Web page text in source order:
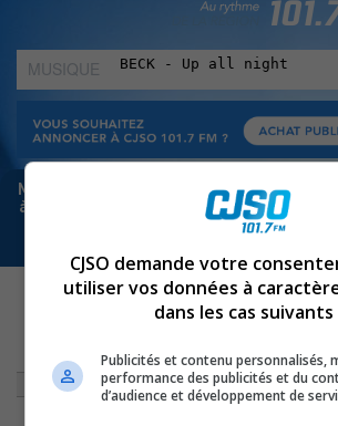
MUSIQUE
:
Meta bloque les infos sur Facebook.
à Sorel-Tracy et la région, abonne-toi
DE LA 9E ÉDITION» VINCENT DEGUISE – FÉÉRIE
CJSO demande votre
utiliser vos données à
dans les cas suivants
Publicités et contenu personnalisés,
performance des publicités et du
d’audience et développement de